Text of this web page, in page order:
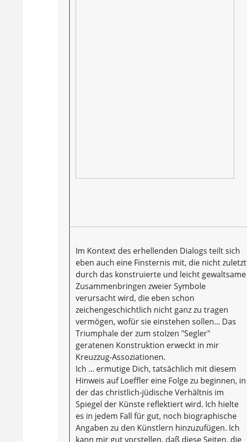
Im Kontext des erhellenden Dialogs teilt sich
eben auch eine Finsternis mit, die nicht zuletzt
durch das konstruierte und leicht gewaltsame
Zusammenbringen zweier Symbole
verursacht wird, die eben schon
zeichengeschichtlich nicht ganz zu tragen
vermögen, wofür sie einstehen sollen... Das
Triumphale der zum stolzen "Segler"
geratenen Konstruktion erweckt in mir
Kreuzzug-Assoziationen.
Ich ... ermutige Dich, tatsächlich mit diesem
Hinweis auf Loeffler eine Folge zu beginnen, in
der das christlich-jüdische Verhältnis im
Spiegel der Künste reflektiert wird. Ich hielte
es in jedem Fall für gut, noch biographische
Angaben zu den Künstlern hinzuzufügen. Ich
kann mir gut vorstellen, daß diese Seiten, die